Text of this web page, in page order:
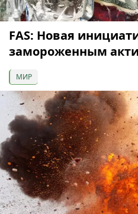
FAS: Новая
замороженным
МИР